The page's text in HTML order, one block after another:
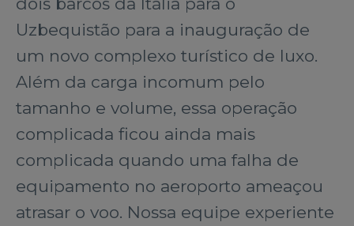
Uzbequistão para a inauguração de
um novo complexo turístico de luxo.
Além da carga incomum pelo
tamanho e volume, essa operação
complicada ficou ainda mais
complicada quando uma falha de
equipamento no aeroporto ameaçou
atrasar o voo. Nossa equipe experiente